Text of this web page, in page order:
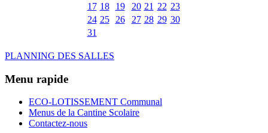
17 18 19 20 21 22 23
24 25 26 27 28 29 30
31
PLANNING DES SALLES
Menu rapide
ECO-LOTISSEMENT Communal
Menus de la Cantine Scolaire
Contactez-nous